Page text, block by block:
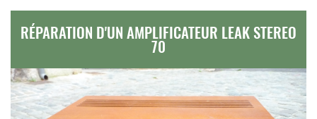
RÉPARATION D'UN AMPLIFICATEUR LEAK STEREO
70